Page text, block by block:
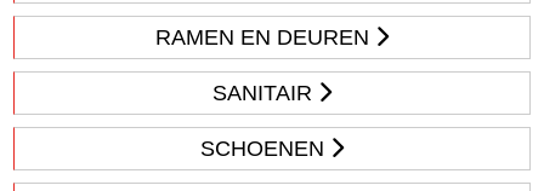
RAMEN EN DEUREN
SANITAIR
SCHOENEN